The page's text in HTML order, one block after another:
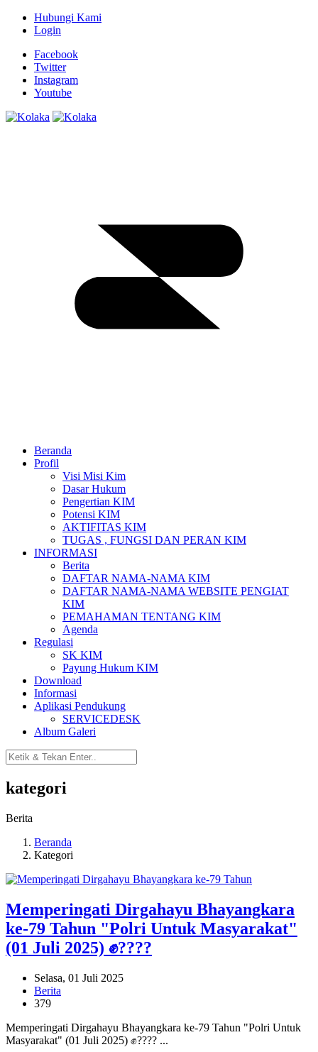
Hubungi Kami
Login
Facebook
Twitter
Instagram
Youtube
Beranda
Profil
Visi Misi Kim
Dasar Hukum
Pengertian KIM
Potensi KIM
AKTIFITAS KIM
TUGAS , FUNGSI DAN PERAN KIM
INFORMASI
Berita
DAFTAR NAMA-NAMA KIM
DAFTAR NAMA-NAMA WEBSITE PENGIAT
KIM
PEMAHAMAN TENTANG KIM
Agenda
Regulasi
SK KIM
Payung Hukum KIM
Download
Informasi
Aplikasi Pendukung
SERVICEDESK
Album Galeri
kategori
Berita
Beranda
Kategori
Memperingati Dirgahayu Bhayangkara
ke-79 Tahun "Polri Untuk Masyarakat"
(01 Juli 2025) ✊????
Selasa, 01 Juli 2025
Berita
379
Memperingati Dirgahayu Bhayangkara ke-79 Tahun "Polri Untuk
Masyarakat" (01 Juli 2025) ✊???? ...